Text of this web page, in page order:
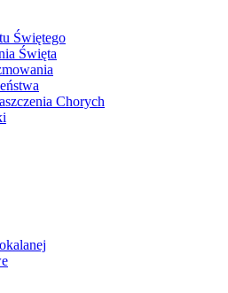
Świętego
Święta
Chorych